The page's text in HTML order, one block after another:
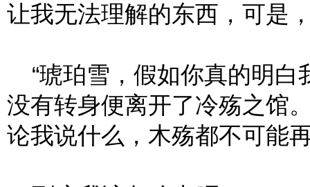
让我无法理解的东西，可是
“琥珀雪，假如你真的明白
没有转身便离开了冷殇之馆
论我说什么，木殇都不可能